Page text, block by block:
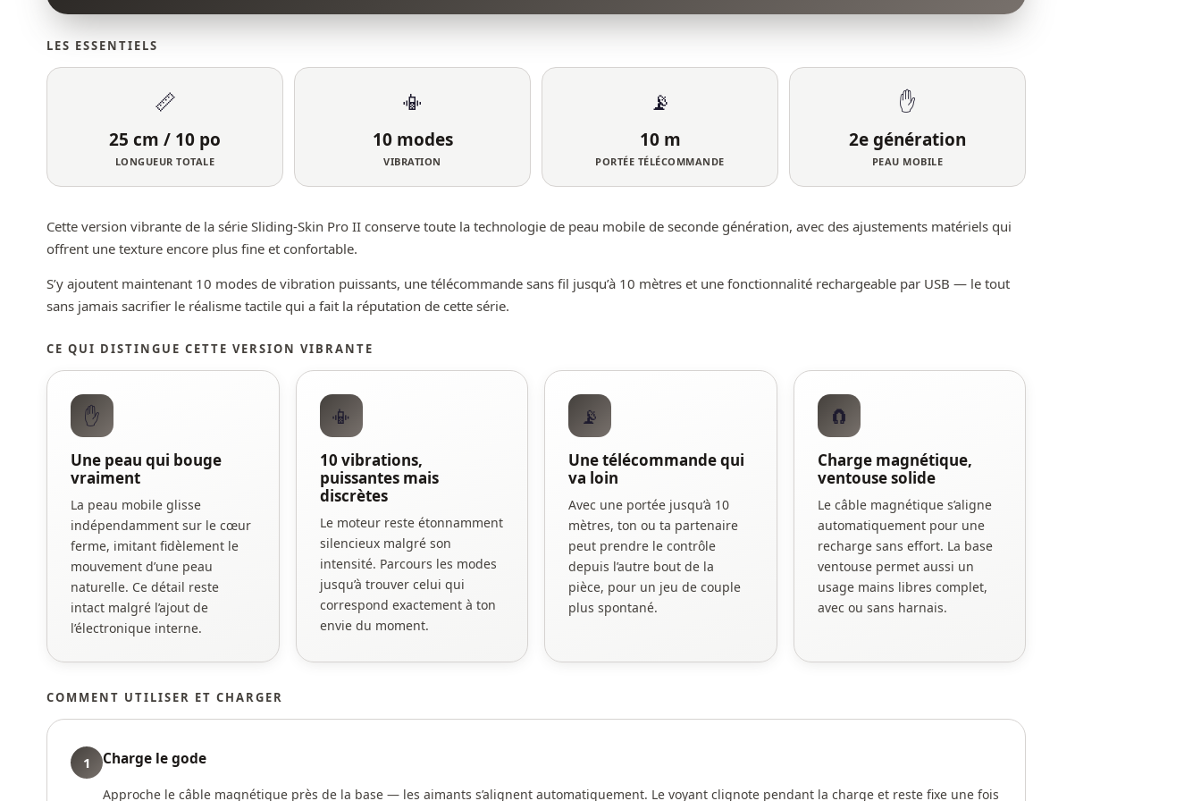
LES ESSENTIELS
📏
25 cm / 10 po
LONGUEUR TOTALE
📳
10 modes
VIBRATION
📡
10 m
PORTÉE TÉLÉCOMMANDE
✋
2e génération
PEAU MOBILE
Cette version vibrante de la série Sliding-Skin Pro II conserve toute la technologie de peau mobile de seconde génération, avec des ajustements matériels qui
offrent une texture encore plus fine et confortable.
S’y ajoutent maintenant 10 modes de vibration puissants, une télécommande sans fil jusqu’à 10 mètres et une fonctionnalité rechargeable par USB — le tout
sans jamais sacrifier le réalisme tactile qui a fait la réputation de cette série.
CE QUI DISTINGUE CETTE VERSION VIBRANTE
✋
Une peau qui bouge
vraiment
La peau mobile glisse
indépendamment sur le cœur
ferme, imitant fidèlement le
mouvement d’une peau
naturelle. Ce détail reste
intact malgré l’ajout de
l’électronique interne.
📳
10 vibrations,
puissantes mais
discrètes
Le moteur reste étonnamment
silencieux malgré son
intensité. Parcours les modes
jusqu’à trouver celui qui
correspond exactement à ton
envie du moment.
📡
Une télécommande qui
va loin
Avec une portée jusqu’à 10
mètres, ton ou ta partenaire
peut prendre le contrôle
depuis l’autre bout de la
pièce, pour un jeu de couple
plus spontané.
🧲
Charge magnétique,
ventouse solide
Le câble magnétique s’aligne
automatiquement pour une
recharge sans effort. La base
ventouse permet aussi un
usage mains libres complet,
avec ou sans harnais.
COMMENT UTILISER ET CHARGER
1 Charge le gode
Approche le câble magnétique près de la base — les aimants s’alignent automatiquement. Le voyant clignote pendant la charge et reste fixe une fois